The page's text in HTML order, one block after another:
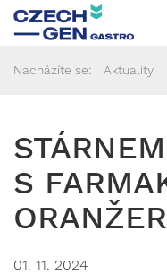
Nacházíte se: Aktuality
S
01. 11. 2024